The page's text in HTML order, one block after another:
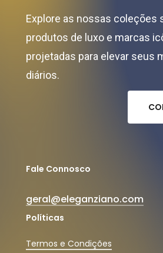
Explore as nossas coleções
produtos de luxo e marcas
projetadas para elevar seus
diários.
CO
Fale Connosco
geral@eleganziano.com
Políticas
Termos e Condições